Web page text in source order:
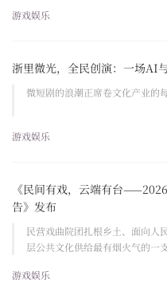
游戏娱乐
浙里微光，全民创演：一场AI
微短剧的浪潮正席卷文化产业的
游戏娱乐
《民间有戏，云端有台
告》发布
民营戏曲院团扎根乡土、面向人
层公共文化供给最有烟火气的一支
游戏娱乐